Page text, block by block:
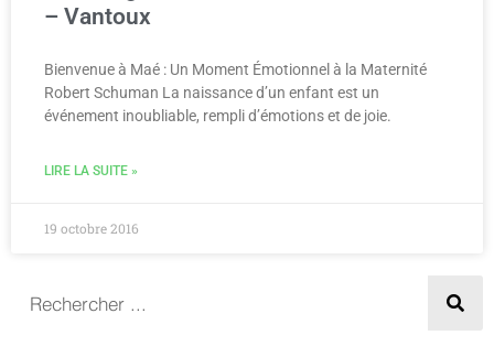
– Vantoux
Bienvenue à Maé : Un Moment Émotionnel à la Maternité
Robert Schuman La naissance d’un enfant est un
événement inoubliable, rempli d’émotions et de joie.
LIRE LA SUITE »
19 octobre 2016